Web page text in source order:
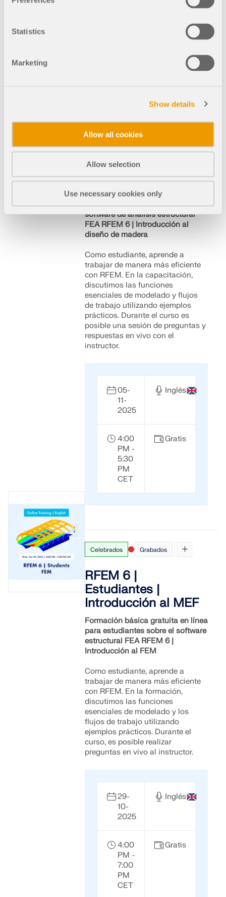
Statistics
Marketing
Show details
Allow all cookies
Allow selection
Use necessary cookies only
Grabados
RFEM 6 |
Estudiantes |
Introducción al
cálculo de madera
Capacitación básica en línea
gratuita para estudiantes sobre el
software de análisis estructural
FEA RFEM 6 | Introducción al
diseño de madera
Como estudiante, aprende a
trabajar de manera más eficiente
con RFEM. En la capacitación,
discutimos las funciones
esenciales de modelado y flujos
de trabajo utilizando ejemplos
prácticos. Durante el curso es
posible una sesión de preguntas y
respuestas en vivo con el
instructor.
05-
11-
2025
Inglés
4:00
PM -
5:30
PM
CET
Gratis
Celebrados Grabados
RFEM 6 |
Estudiantes |
Introducción al MEF
Formación básica gratuita en línea
para estudiantes sobre el software
estructural FEA RFEM 6 |
Introducción al FEM
Como estudiante, aprende a
trabajar de manera más eficiente
con RFEM. En la formación,
discutimos las funciones
esenciales de modelado y los
flujos de trabajo utilizando
ejemplos prácticos. Durante el
curso, es posible realizar
preguntas en vivo al instructor.
29-
10-
2025
Inglés
4:00
PM -
7:00
PM
CET
Gratis